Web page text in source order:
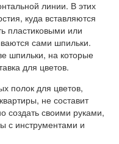
линии. В этих
куда вставляются
пластиковыми или
сами шпильки.
шпильки, на которые
для цветов.
полок для цветов,
не составит
создать своими руками,
с инструментами и